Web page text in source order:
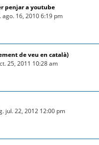
penjar a youtube
ago. 16, 2010 6:19 pm
de veu en català)
25, 2011 10:28 am
jul. 22, 2012 12:00 pm